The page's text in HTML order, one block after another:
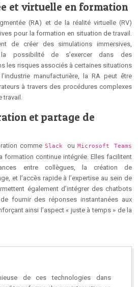
et virtuelle en formation
(RA) et de la réalité virtuelle (RV)
pour la formation en situation de travail.
de créer des simulations immersives,
possibilité de s’exercer dans des
les risques associés à certaines situations
manufacturière, la RA peut être
à travers des procédures complexes
travail.
et partage de
comme Slack ou Microsoft Teams
formation continue intégrée. Elles facilitent
entre collègues, la création de
et l’accès rapide à l’expertise au sein de
également d’intégrer des chatbots
fournir des réponses instantanées aux
ainsi l’aspect « juste à temps » de la
de ces technologies dans